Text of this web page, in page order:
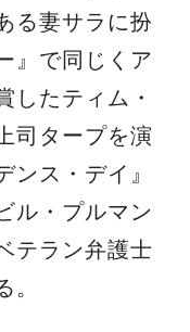
る妻サラに扮
』で同じくア
したティム・
司タープを演
ンス・デイ』
ル・プルマン
テラン弁護士
。